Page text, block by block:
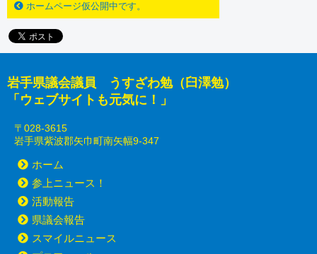
ホームページ仮公開中です。
岩手県議会議員 うすざわ勉（臼澤勉）
「ウェブサイトも元気に！」
〒028-3615
岩手県紫波郡矢巾町南矢幅9-347
ホーム
参上ニュース！
活動報告
県議会報告
スマイルニュース